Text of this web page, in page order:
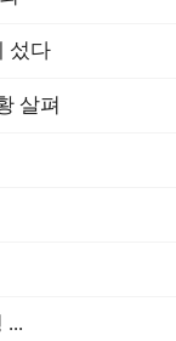
섰다
살펴
...